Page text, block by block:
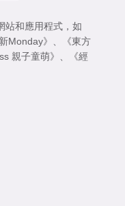
站和應用程式，如
Monday》
《東方
親子童萌》
《經